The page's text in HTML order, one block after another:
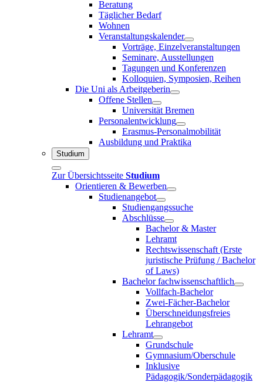
Beratung
Täglicher Bedarf
Wohnen
Veranstaltungskalender
Vorträge, Einzelveranstaltungen
Seminare, Ausstellungen
Tagungen und Konferenzen
Kolloquien, Symposien, Reihen
Die Uni als Arbeitgeberin
Offene Stellen
Universität Bremen
Personalentwicklung
Erasmus-Personalmobilität
Ausbildung und Praktika
Studium
Zur Übersichtsseite Studium
Orientieren & Bewerben
Studienangebot
Studiengangssuche
Abschlüsse
Bachelor & Master
Lehramt
Rechtswissenschaft (Erste
juristische Prüfung / Bachelor
of Laws)
Bachelor fachwissenschaftlich
Vollfach-Bachelor
Zwei-Fächer-Bachelor
Überschneidungsfreies
Lehrangebot
Lehramt
Grundschule
Gymnasium/Oberschule
Inklusive
Pädagogik/Sonderpädagogik